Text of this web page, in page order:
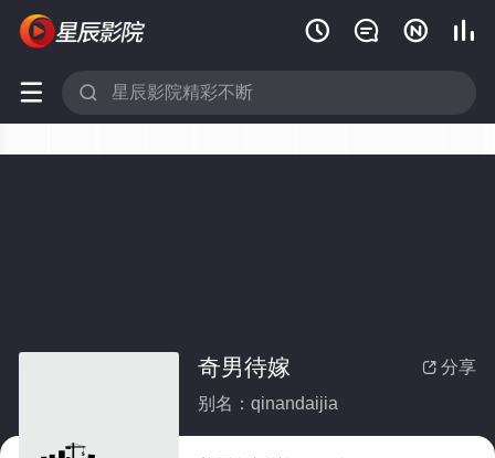
   
 
 分享
奇男待嫁
别名：qinandaijia